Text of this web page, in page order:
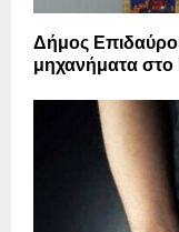
Δήμος
μηχανήματα